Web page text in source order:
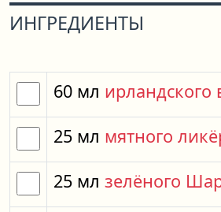
ИНГРЕДИЕНТЫ
60 мл ирландского
25 мл мятного
25 мл зелёного